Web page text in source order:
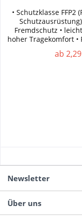
• Schutzklasse FFP2
Fremdschutz •
hoher Tragekomfort
ab
Newsletter
Über uns